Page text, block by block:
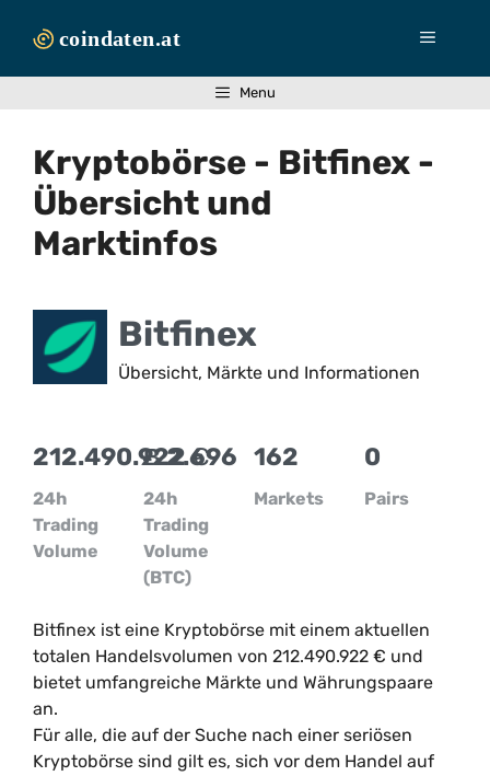
Inhalt
Menü
Menu
Kryptobörse - Bitfinex -
Übersicht und
Marktinfos
Bitfinex
Übersicht, Märkte und Informationen
212.490.922€
24h
Trading
Volume
Ƀ 2.696
24h
Trading
Volume
(BTC)
162
Markets
0
Pairs
Bitfinex ist eine Kryptobörse mit einem aktuellen
totalen Handelsvolumen von 212.490.922 € und
bietet umfangreiche Märkte und Währungspaare
an.
Für alle, die auf der Suche nach einer seriösen
Kryptobörse sind gilt es, sich vor dem Handel auf